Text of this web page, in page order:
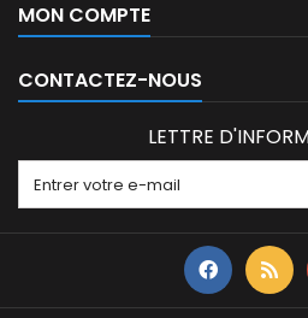
MON COMPTE
CONTACTEZ-NOUS
LETTRE